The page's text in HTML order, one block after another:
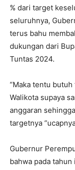
% dari target
seluruhnya,
terus bahu
dukungan dari
Tuntas 2024.
“Maka tentu
Walikota supaya
anggaran
targetnya
Gubernur
bahwa pada